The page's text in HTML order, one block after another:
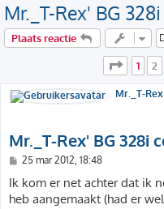
Mr._T-Rex' BG
Plaats reactie
Pagina
1 2
Mr._T-Rex
Mr._T-Rex' BG 328i
B
i
c
25 mar 2012, 18:48
Ik kom er net achter dat ik
heb aangemaakt (had er